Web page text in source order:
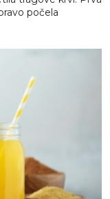
počela